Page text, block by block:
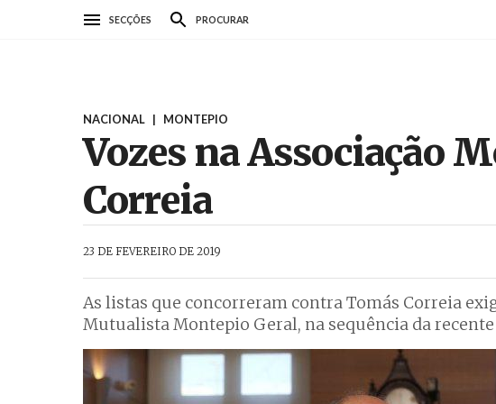
SECÇÕES PROCURAR
NACIONAL | MONTEPIO
Vozes na Associação
Correia
23 DE FEVEREIRO DE 2019
As listas que concorreram contra Tomás Correia
Mutualista Montepio Geral, na sequência da